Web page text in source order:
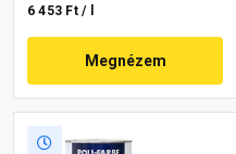
6 453 Ft / l
Megnézem